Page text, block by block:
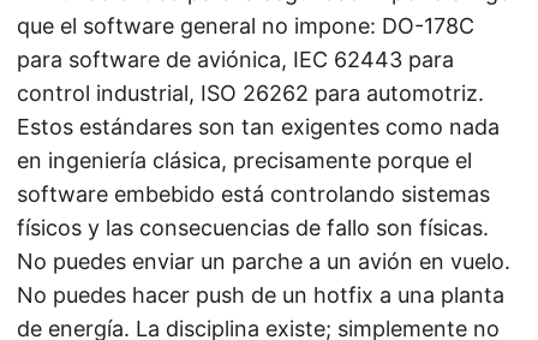
que el software general no impone: DO-178C
para software de aviónica, IEC 62443 para
control industrial, ISO 26262 para automotriz.
Estos estándares son tan exigentes como nada
en ingeniería clásica, precisamente porque el
software embebido está controlando sistemas
físicos y las consecuencias de fallo son físicas.
No puedes enviar un parche a un avión en vuelo.
No puedes hacer push de un hotfix a una planta
de energía. La disciplina existe; simplemente no